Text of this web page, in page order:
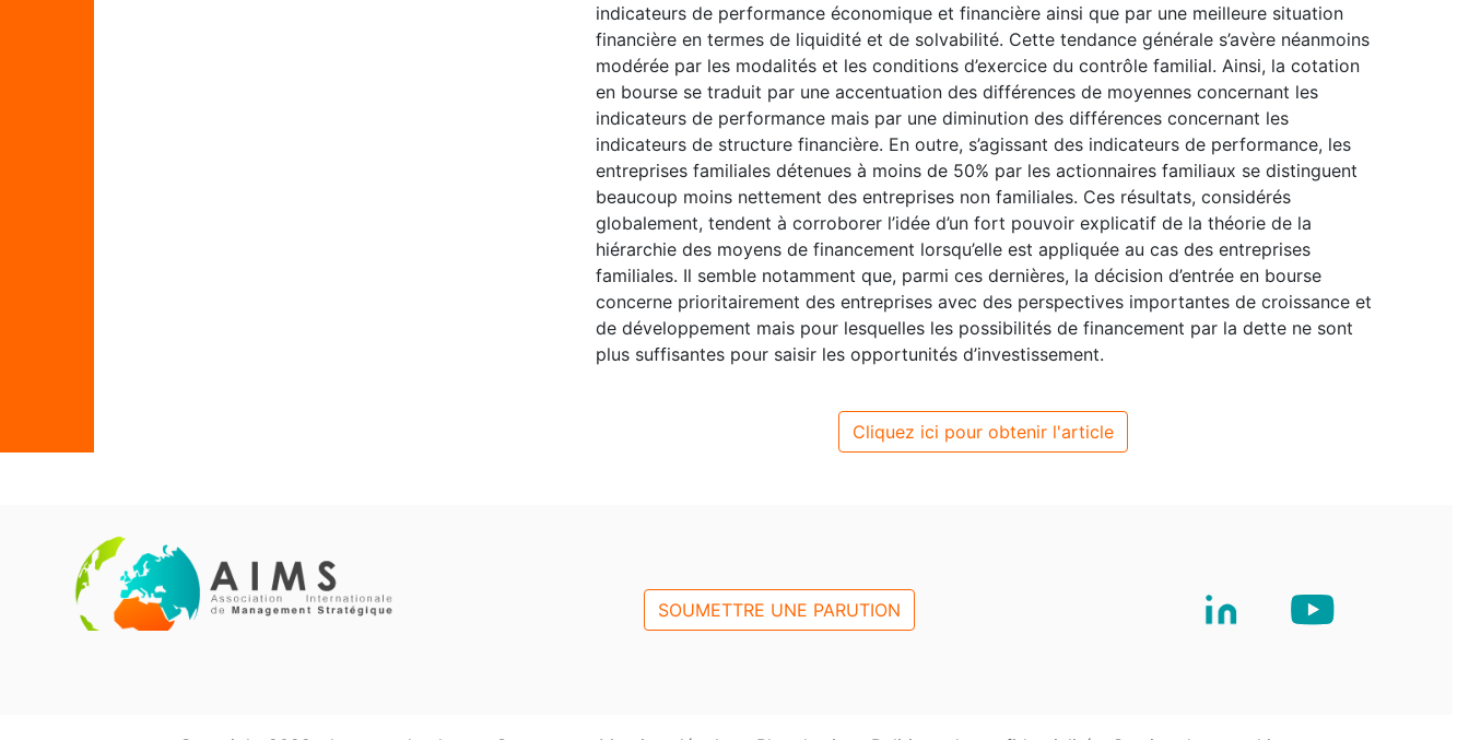
indicateurs de performance économique et financière ainsi que par une meilleure situation
financière en termes de liquidité et de solvabilité. Cette tendance générale s’avère néanmoins
modérée par les modalités et les conditions d’exercice du contrôle familial. Ainsi, la cotation
en bourse se traduit par une accentuation des différences de moyennes concernant les
indicateurs de performance mais par une diminution des différences concernant les
indicateurs de structure financière. En outre, s’agissant des indicateurs de performance, les
entreprises familiales détenues à moins de 50% par les actionnaires familiaux se distinguent
beaucoup moins nettement des entreprises non familiales. Ces résultats, considérés
globalement, tendent à corroborer l’idée d’un fort pouvoir explicatif de la théorie de la
hiérarchie des moyens de financement lorsqu’elle est appliquée au cas des entreprises
familiales. Il semble notamment que, parmi ces dernières, la décision d’entrée en bourse
concerne prioritairement des entreprises avec des perspectives importantes de croissance et
de développement mais pour lesquelles les possibilités de financement par la dette ne sont
plus suffisantes pour saisir les opportunités d’investissement.
Cliquez ici pour obtenir l'article
SOUMETTRE UNE PARUTION